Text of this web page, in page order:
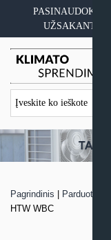
content
UŽSAKANT
Pagrindinis Parduotuvė
HTW WBC